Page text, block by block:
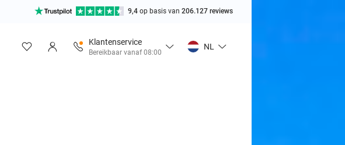
9,4 op basis van 206.127 reviews
Klantenservice
Bereikbaar vanaf 08:00
NL